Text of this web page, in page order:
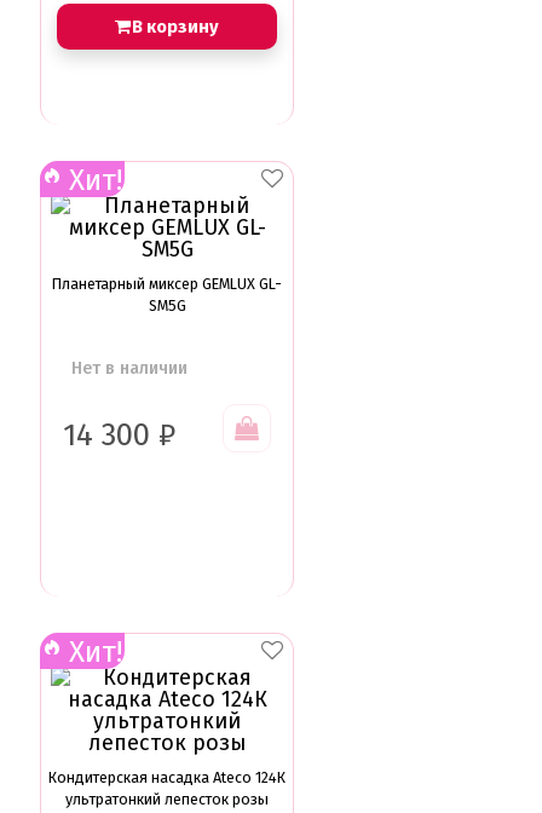
В корзину
Хит!
Планетарный миксер GEMLUX GL-
SM5G
Нет в наличии
14 300 ₽
Хит!
Кондитерская насадка Ateco 124К
ультратонкий лепесток розы